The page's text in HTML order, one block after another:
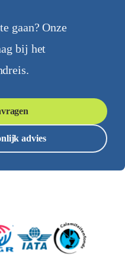
gaan? Onze
bij het
advies